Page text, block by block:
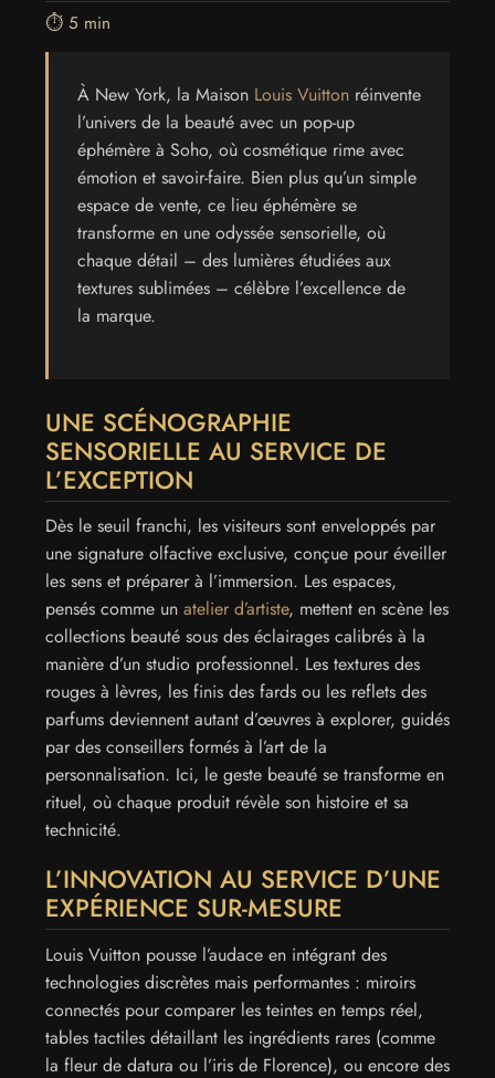
⏱️ 5 min
À New York, la Maison Louis Vuitton réinvente
l’univers de la beauté avec un pop-up
éphémère à Soho, où cosmétique rime avec
émotion et savoir-faire. Bien plus qu’un simple
espace de vente, ce lieu éphémère se
transforme en une odyssée sensorielle, où
chaque détail – des lumières étudiées aux
textures sublimées – célèbre l’excellence de
la marque.
UNE SCÉNOGRAPHIE
SENSORIELLE AU SERVICE DE
L’EXCEPTION
Dès le seuil franchi, les visiteurs sont enveloppés par
une signature olfactive exclusive, conçue pour éveiller
les sens et préparer à l’immersion. Les espaces,
pensés comme un atelier d’artiste, mettent en scène les
collections beauté sous des éclairages calibrés à la
manière d’un studio professionnel. Les textures des
rouges à lèvres, les finis des fards ou les reflets des
parfums deviennent autant d’œuvres à explorer, guidés
par des conseillers formés à l’art de la
personnalisation. Ici, le geste beauté se transforme en
rituel, où chaque produit révèle son histoire et sa
technicité.
L’INNOVATION AU SERVICE D’UNE
EXPÉRIENCE SUR-MESURE
Louis Vuitton pousse l’audace en intégrant des
technologies discrètes mais performantes : miroirs
connectés pour comparer les teintes en temps réel,
tables tactiles détaillant les ingrédients rares (comme
la fleur de datura ou l’iris de Florence), ou encore des